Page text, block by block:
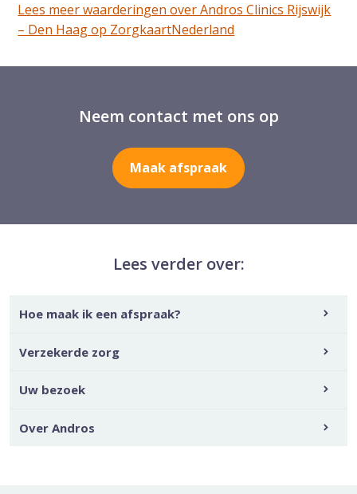
Lees meer waarderingen over Andros Clinics Rijswijk
– Den Haag op ZorgkaartNederland
Neem contact met ons op
Maak afspraak
Lees verder over:
Hoe maak ik een afspraak?
Verzekerde zorg
Uw bezoek
Over Andros